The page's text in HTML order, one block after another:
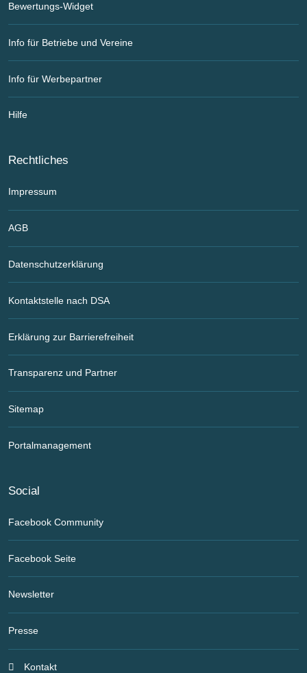
Bewertungs-Widget
Info für Betriebe und Vereine
Info für Werbepartner
Hilfe
Rechtliches
Impressum
AGB
Datenschutzerklärung
Kontaktstelle nach DSA
Erklärung zur Barrierefreiheit
Transparenz und Partner
Sitemap
Portalmanagement
Social
Facebook Community
Facebook Seite
Newsletter
Presse
Kontakt